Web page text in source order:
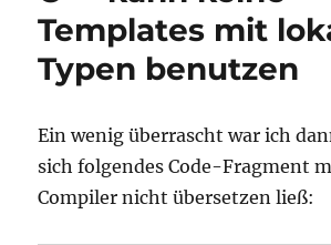
Templates mit
Typen benutzen
Ein wenig überrascht war ich
sich folgendes Code-Fragment
Compiler nicht übersetzen ließ: